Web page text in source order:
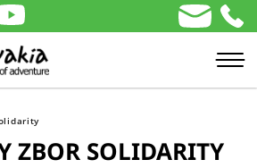
ZBOR SOLIDARITY